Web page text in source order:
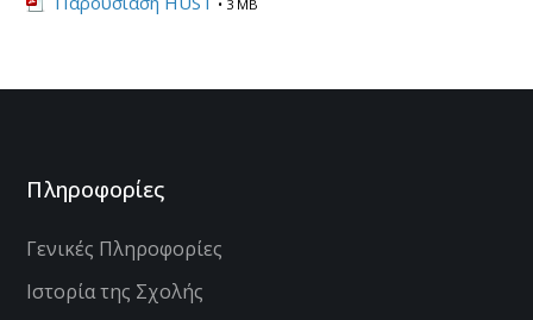
• 3 MB
Πληροφορίες
Γενικές Πληροφορίες
Ιστορία της Σχολής